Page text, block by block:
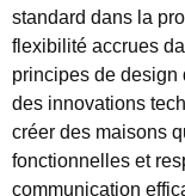
standard dans la
flexibilité accrues
principes de design
des innovations
créer des maisons
fonctionnelles et
communication